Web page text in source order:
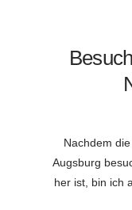
Nachdem
Augsburg
her ist, bin ich